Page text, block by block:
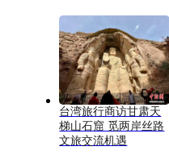
台湾旅行商访甘肃天
梯山石窟 觅两岸丝路
文旅交流机遇